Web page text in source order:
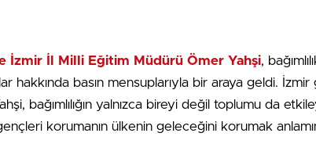
İzmir İl Milli Eğitim Müdürü Ömer Yahşi,
hakkında basın mensuplarıyla bir araya geldi. İzmir
bağımlılığın yalnızca bireyi değil toplumu da
korumanın ülkenin geleceğini korumak